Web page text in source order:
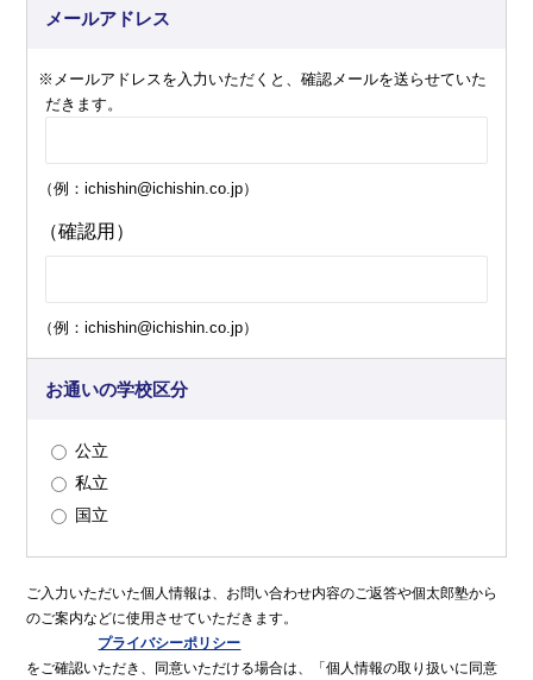
メールアドレス
※メールアドレスを入力いただくと、確認メールを送らせていた
だきます。
（例：ichishin@ichishin.co.jp）
（確認用）
（例：ichishin@ichishin.co.jp）
お通いの学校区分
公立
私立
国立
ご入力いただいた個人情報は、お問い合わせ内容のご返答や個太郎塾から
のご案内などに使用させていただきます。
プライバシーポリシー
をご確認いただき、同意いただける場合は、「個人情報の取り扱いに同意